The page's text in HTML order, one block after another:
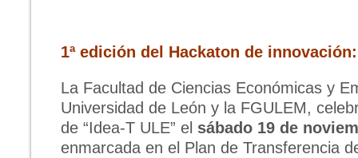
1ª edición del Hackaton de
La Facultad de Ciencias Económicas y
Universidad de León y la FGULEM,
de “Idea-T ULE” el sábado 19 de
enmarcada en el Plan de Transferencia